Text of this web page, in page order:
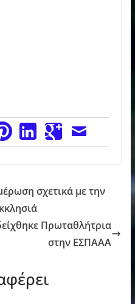
σχετικά με την
Πρωταθλήτρια
στην ΕΣΠΑΑΑ